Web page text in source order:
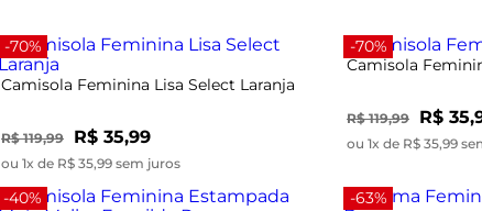
-70%
Camisola Feminina Lisa Select Laranja
R$ 119,99 R$ 35,99
ou 1x de R$ 35,99 sem juros
-70%
Camisola
R$ 119,99 R$
ou 1x de R$ 35,99
-40%
-63%